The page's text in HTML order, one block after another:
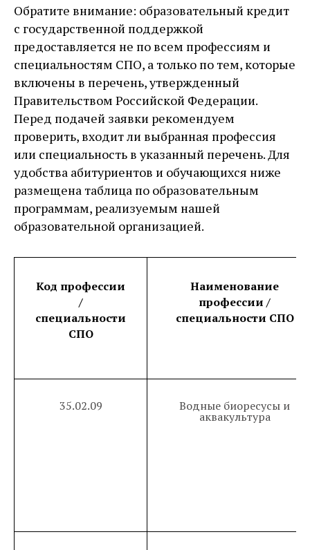
Обратите внимание: образовательный кредит
с государственной поддержкой
предоставляется не по всем профессиям и
специальностям СПО, а только по тем, которые
включены в перечень, утвержденный
Правительством Российской Федерации.
Перед подачей заявки рекомендуем
проверить, входит ли выбранная профессия
или специальность в указанный перечень. Для
удобства абитуриентов и обучающихся ниже
размещена таблица по образовательным
программам, реализуемым нашей
образовательной организацией.
Код профессии
/
специальности
СПО
Наименование
профессии /
специальности СПО
35.02.09 Водные биоресусы и
аквакультура